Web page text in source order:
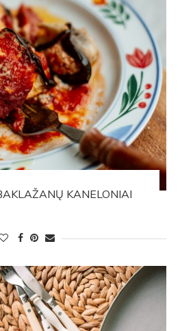
KANELONIAI